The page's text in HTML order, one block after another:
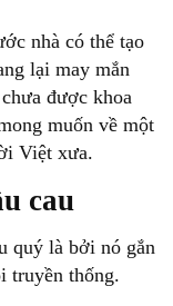
nhà có thể tạo
lại may mắn
được khoa
muốn về một
Việt xưa.
cau
quý là bởi nó gắn
truyền thống.